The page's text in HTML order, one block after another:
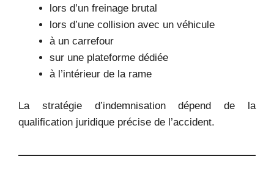
lors d’un freinage brutal
lors d’une collision avec un véhicule
à un carrefour
sur une plateforme dédiée
à l’intérieur de la rame
La stratégie d’indemnisation dépend de la
qualification juridique précise de l’accident.